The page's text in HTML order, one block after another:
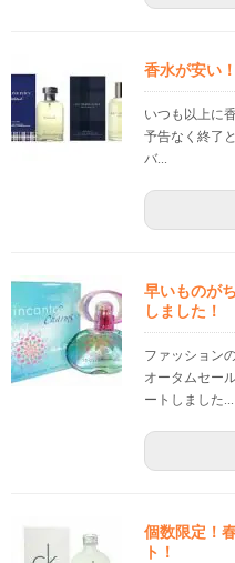
香水が安い
いつも以上に
予告なく終了
バ...
早いものが
しました！
ファッション
オータムセー
ートしました...
個数限定！
ト！